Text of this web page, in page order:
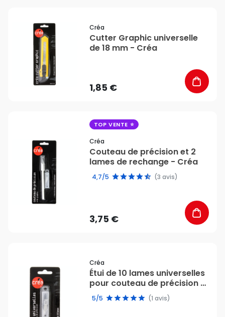
Créa
Cutter Graphic universelle
de 18 mm - Créa
1,85 €
TOP VENTE
Créa
Couteau de précision et 2
lames de rechange - Créa
4,7/5 (3 avis)
3,75 €
Créa
Étui de 10 lames universelles
pour couteau de précision -
Créa
5/5 (1 avis)